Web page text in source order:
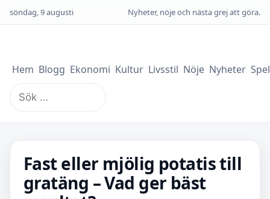
söndag, 9 augusti Nyheter, nöje och nästa grej att göra.
Hem Blogg Ekonomi Kultur Livsstil Nöje Nyheter Spel
Sök
efter:
Fast eller mjölig potatis till
gratäng – Vad ger bäst